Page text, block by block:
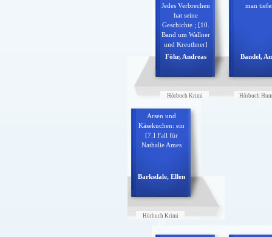
Jedes Verbrechen
hat seine
Geschichte ; [10.
Band um Wallner
und Kreuthner]
Föhr, Andreas
Hörbuch Krimi
man
Bandel,
Hörbuch
Arsen und
Käsekuchen: ein
[7.] Fall für
Nathalie Ames
Barksdale, Ellen
Hörbuch Krimi